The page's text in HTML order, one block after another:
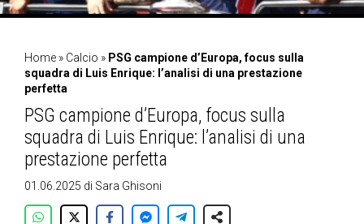
Home » Calcio » PSG campione d’Europa, focus sulla
squadra di Luis Enrique: l’analisi di una prestazione
perfetta
PSG campione d’Europa, focus sulla
squadra di Luis Enrique: l’analisi di una
prestazione perfetta
01.06.2025 di Sara Ghisoni